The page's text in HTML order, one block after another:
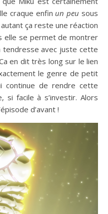
craque enfin un peu sous
ça reste une réaction
elle se permet de montrer
tendresse avec juste cette
en dit très long sur le lien
le genre de petit
continue de rendre cette
si facile à s’investir. Alors
d’avant !